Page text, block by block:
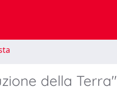
della Terra"